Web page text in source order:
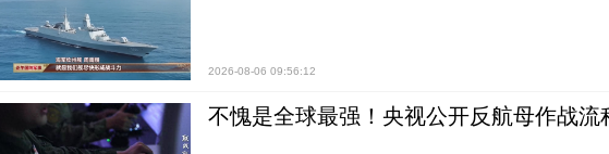
2026-08-06 09:56:12
不愧是全球最强！央视公开反航母作战流